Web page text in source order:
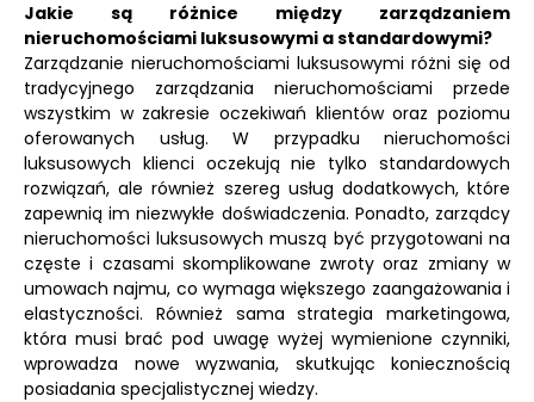
Jakie są różnice między zarządzaniem
nieruchomościami luksusowymi a standardowymi?
Zarządzanie nieruchomościami luksusowymi różni się od
tradycyjnego zarządzania nieruchomościami przede
wszystkim w zakresie oczekiwań klientów oraz poziomu
oferowanych usług. W przypadku nieruchomości
luksusowych klienci oczekują nie tylko standardowych
rozwiązań, ale również szereg usług dodatkowych, które
zapewnią im niezwykłe doświadczenia. Ponadto, zarządcy
nieruchomości luksusowych muszą być przygotowani na
częste i czasami skomplikowane zwroty oraz zmiany w
umowach najmu, co wymaga większego zaangażowania i
elastyczności. Również sama strategia marketingowa,
która musi brać pod uwagę wyżej wymienione czynniki,
wprowadza nowe wyzwania, skutkując koniecznością
posiadania specjalistycznej wiedzy.